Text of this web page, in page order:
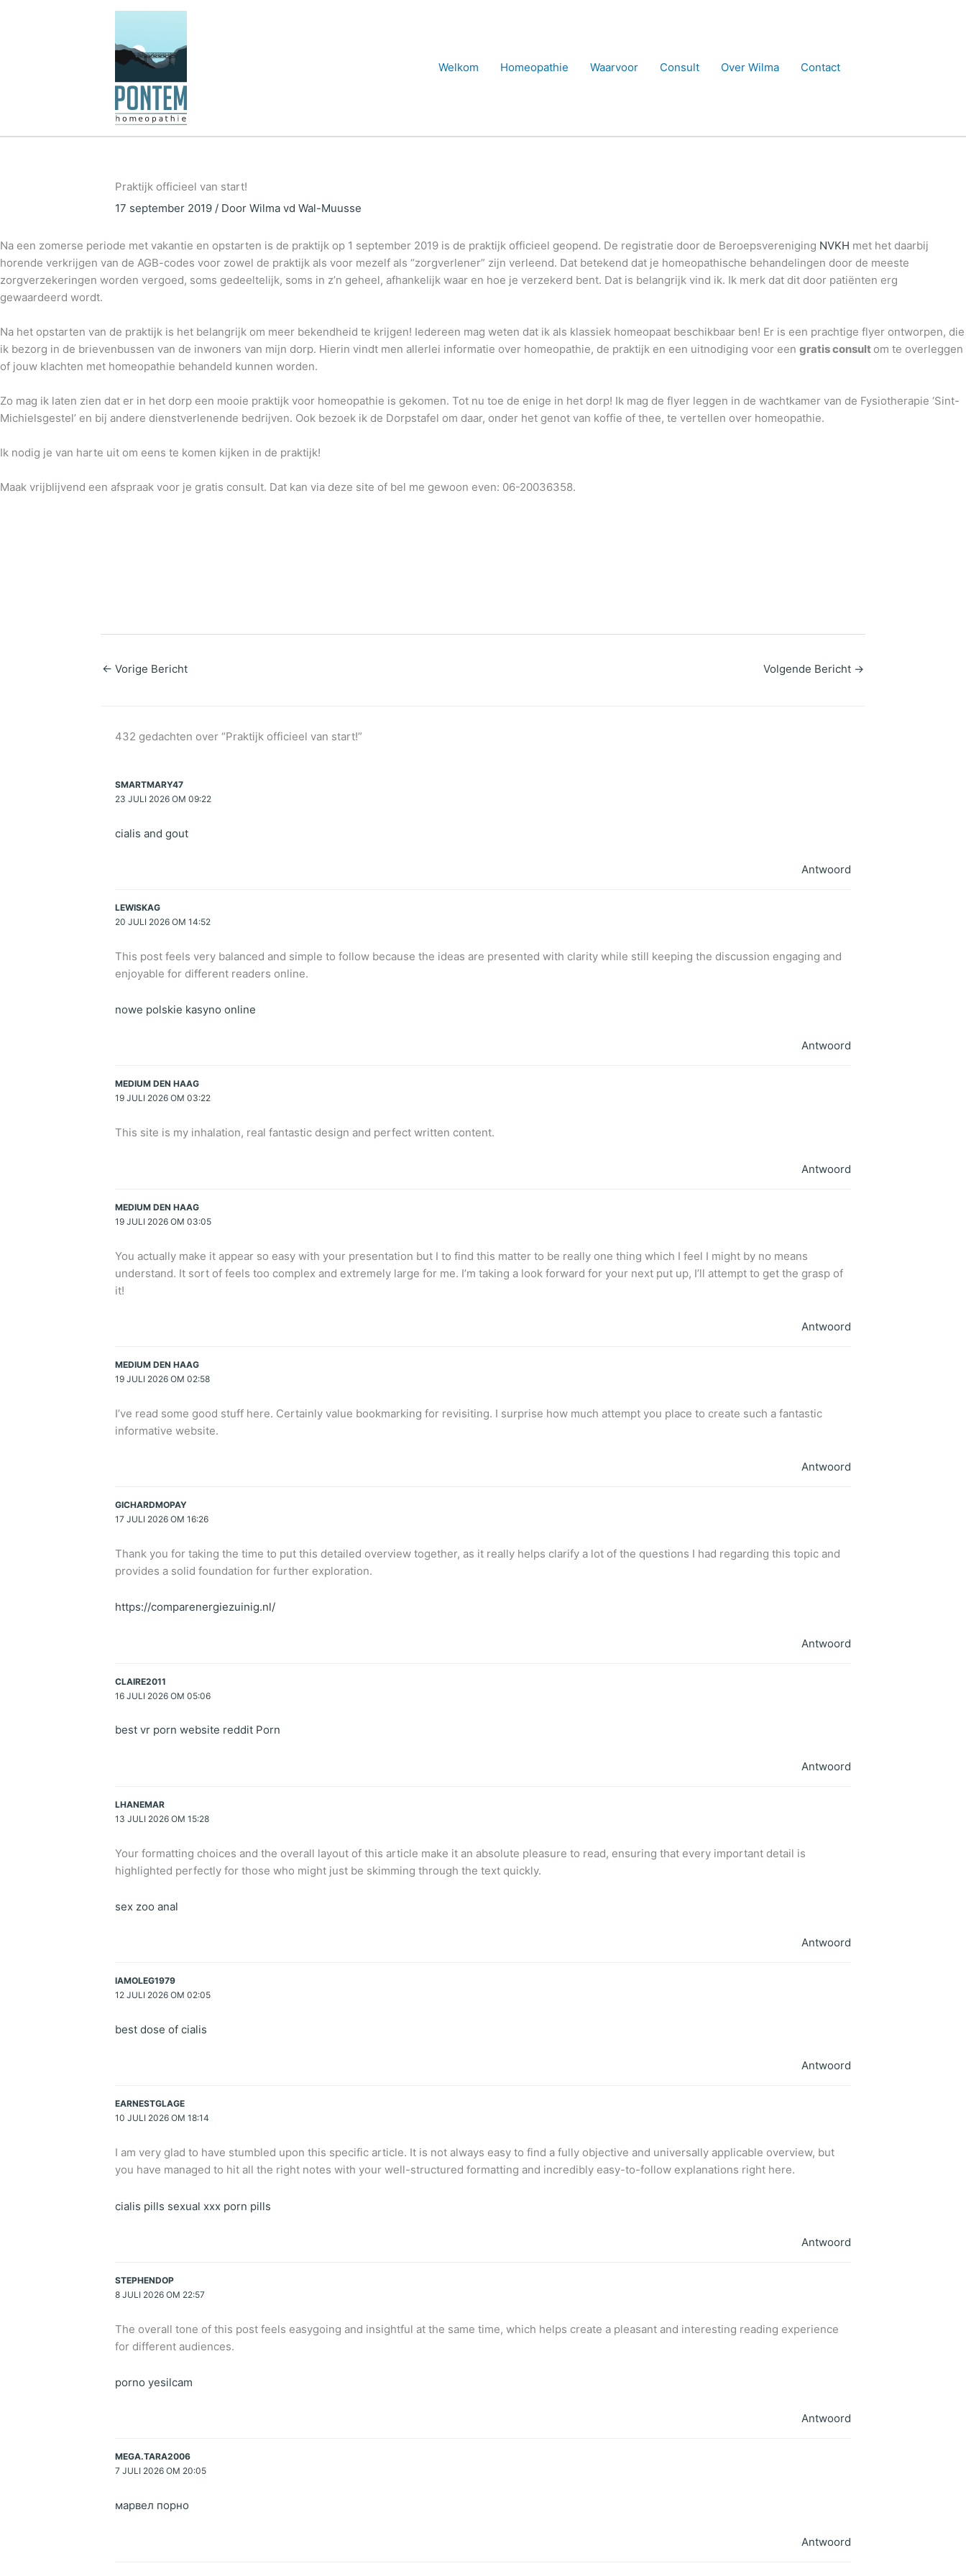
Welkom Homeopathie Waarvoor Consult Over Wilma Contact
Praktijk officieel van start!
17 september 2019 / Door Wilma vd Wal-Muusse
Na een zomerse periode met vakantie en opstarten is de praktijk op 1 september 2019 is de praktijk officieel geopend. De registratie door de Beroepsvereniging NVKH met het daarbij
horende verkrijgen van de AGB-codes voor zowel de praktijk als voor mezelf als “zorgverlener” zijn verleend. Dat betekend dat je homeopathische behandelingen door de meeste
zorgverzekeringen worden vergoed, soms gedeeltelijk, soms in z’n geheel, afhankelijk waar en hoe je verzekerd bent. Dat is belangrijk vind ik. Ik merk dat dit door patiënten erg
gewaardeerd wordt.
Na het opstarten van de praktijk is het belangrijk om meer bekendheid te krijgen! Iedereen mag weten dat ik als klassiek homeopaat beschikbaar ben! Er is een prachtige flyer ontworpen, die
ik bezorg in de brievenbussen van de inwoners van mijn dorp. Hierin vindt men allerlei informatie over homeopathie, de praktijk en een uitnodiging voor een gratis consult om te overleggen
of jouw klachten met homeopathie behandeld kunnen worden.
Zo mag ik laten zien dat er in het dorp een mooie praktijk voor homeopathie is gekomen. Tot nu toe de enige in het dorp! Ik mag de flyer leggen in de wachtkamer van de Fysiotherapie ‘Sint-
Michielsgestel’ en bij andere dienstverlenende bedrijven. Ook bezoek ik de Dorpstafel om daar, onder het genot van koffie of thee, te vertellen over homeopathie.
Ik nodig je van harte uit om eens te komen kijken in de praktijk!
Maak vrijblijvend een afspraak voor je gratis consult. Dat kan via deze site of bel me gewoon even: 06-20036358.
← Vorige Bericht Volgende Bericht →
432 gedachten over “Praktijk officieel van start!”
SMARTMARY47
23 JULI 2026 OM 09:22
cialis and gout
Antwoord
LEWISKAG
20 JULI 2026 OM 14:52
This post feels very balanced and simple to follow because the ideas are presented with clarity while still keeping the discussion engaging and
enjoyable for different readers online.
nowe polskie kasyno online
Antwoord
MEDIUM DEN HAAG
19 JULI 2026 OM 03:22
This site is my inhalation, real fantastic design and perfect written content.
Antwoord
MEDIUM DEN HAAG
19 JULI 2026 OM 03:05
You actually make it appear so easy with your presentation but I to find this matter to be really one thing which I feel I might by no means
understand. It sort of feels too complex and extremely large for me. I’m taking a look forward for your next put up, I’ll attempt to get the grasp of
it!
Antwoord
MEDIUM DEN HAAG
19 JULI 2026 OM 02:58
I’ve read some good stuff here. Certainly value bookmarking for revisiting. I surprise how much attempt you place to create such a fantastic
informative website.
Antwoord
GICHARDMOPAY
17 JULI 2026 OM 16:26
Thank you for taking the time to put this detailed overview together, as it really helps clarify a lot of the questions I had regarding this topic and
provides a solid foundation for further exploration.
https://comparenergiezuinig.nl/
Antwoord
CLAIRE2011
16 JULI 2026 OM 05:06
best vr porn website reddit Porn
Antwoord
LHANEMAR
13 JULI 2026 OM 15:28
Your formatting choices and the overall layout of this article make it an absolute pleasure to read, ensuring that every important detail is
highlighted perfectly for those who might just be skimming through the text quickly.
sex zoo anal
Antwoord
IAMOLEG1979
12 JULI 2026 OM 02:05
best dose of cialis
Antwoord
EARNESTGLAGE
10 JULI 2026 OM 18:14
I am very glad to have stumbled upon this specific article. It is not always easy to find a fully objective and universally applicable overview, but
you have managed to hit all the right notes with your well-structured formatting and incredibly easy-to-follow explanations right here.
cialis pills sexual xxx porn pills
Antwoord
STEPHENDOP
8 JULI 2026 OM 22:57
The overall tone of this post feels easygoing and insightful at the same time, which helps create a pleasant and interesting reading experience
for different audiences.
porno yesilcam
Antwoord
MEGA.TARA2006
7 JULI 2026 OM 20:05
марвел порно
Antwoord